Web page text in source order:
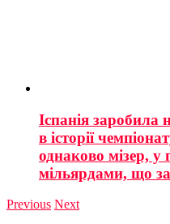
Іспанія заробила
в історії
однаково мізер, у
мільярдами, що
Previous Next